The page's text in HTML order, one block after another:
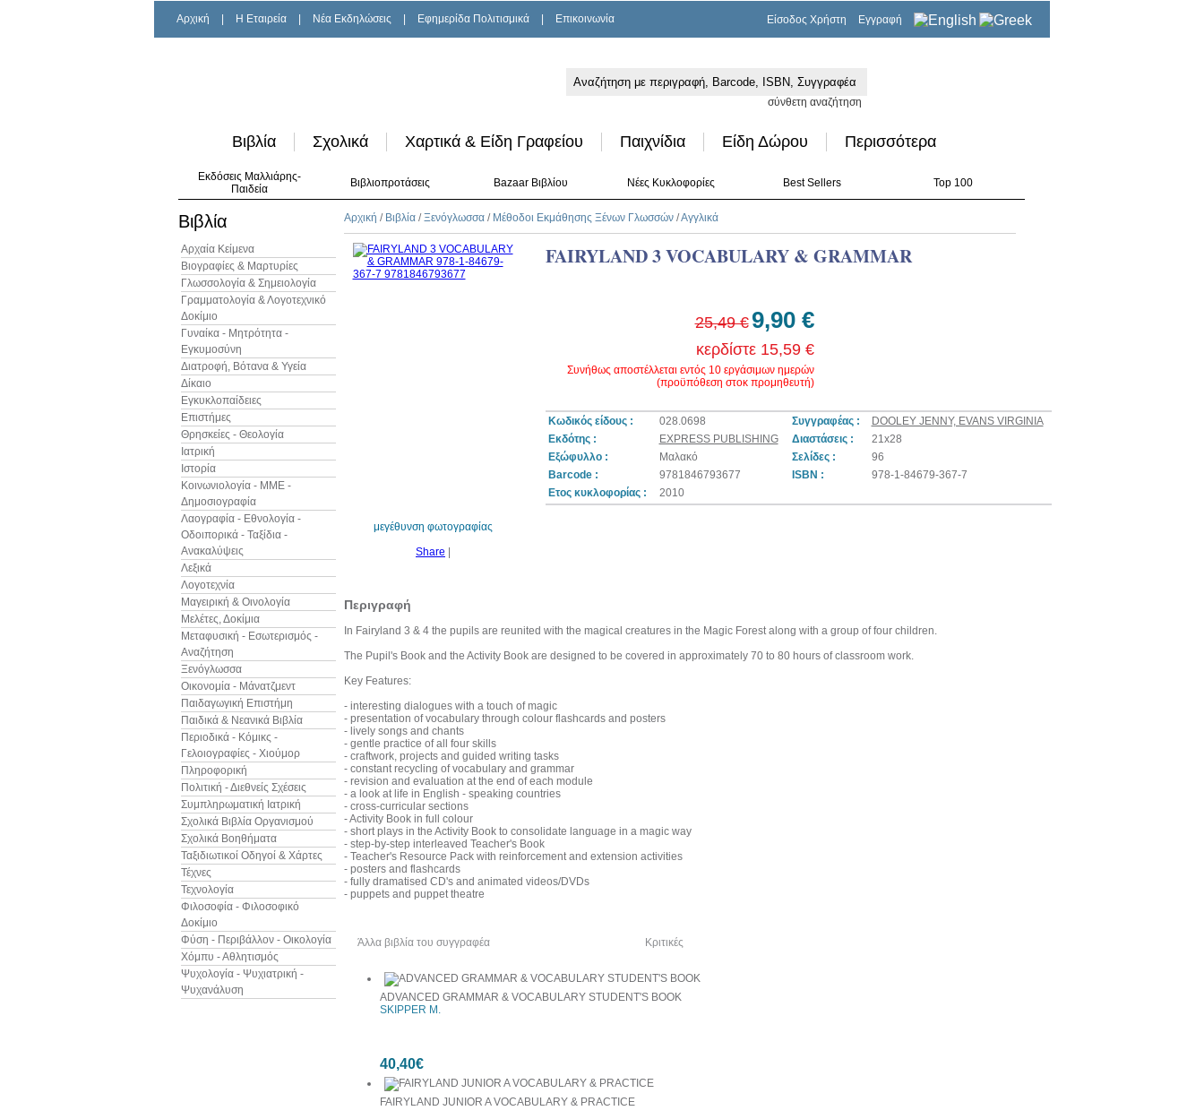
Αρχική H Εταιρεία Νέα Εκδηλώσεις Εφημερίδα Πολιτισμικά Επικοινωνία Είσοδος Χρήστη Εγγραφή
σύνθετη αναζήτηση
Βιβλία Σχολικά Χαρτικά & Είδη Γραφείου Παιχνίδια Είδη Δώρου Περισσότερα
Εκδόσεις Μαλλιάρης-
Παιδεία
Βιβλιοπροτάσεις Bazaar Βιβλίου Νέες Κυκλοφορίες Best Sellers Top 100
Βιβλία
Αρχαία Κείμενα
Βιογραφίες & Μαρτυρίες
Γλωσσολογία & Σημειολογία
Γραμματολογία & Λογοτεχνικό
Δοκίμιο
Γυναίκα - Μητρότητα -
Εγκυμοσύνη
Διατροφή, Βότανα & Υγεία
Δίκαιο
Εγκυκλοπαίδειες
Επιστήμες
Θρησκείες - Θεολογία
Ιατρική
Ιστορία
Κοινωνιολογία - ΜΜΕ -
Δημοσιογραφία
Λαογραφία - Εθνολογία -
Οδοιπορικά - Ταξίδια -
Ανακαλύψεις
Λεξικά
Λογοτεχνία
Μαγειρική & Οινολογία
Μελέτες, Δοκίμια
Μεταφυσική - Εσωτερισμός -
Αναζήτηση
Ξενόγλωσσα
Οικονομία - Μάνατζμεντ
Παιδαγωγική Επιστήμη
Παιδικά & Νεανικά Βιβλία
Περιοδικά - Κόμικς -
Γελοιογραφίες - Χιούμορ
Πληροφορική
Πολιτική - Διεθνείς Σχέσεις
Συμπληρωματική Ιατρική
Σχολικά Βιβλία Οργανισμού
Σχολικά Βοηθήματα
Ταξιδιωτικοί Οδηγοί & Χάρτες
Τέχνες
Τεχνολογία
Φιλοσοφία - Φιλοσοφικό
Δοκίμιο
Φύση - Περιβάλλον - Οικολογία
Χόμπυ - Αθλητισμός
Ψυχολογία - Ψυχιατρική -
Ψυχανάλυση
Αρχική / Βιβλία /Ξενόγλωσσα / Μέθοδοι Εκμάθησης Ξένων Γλωσσών /Αγγλικά
μεγέθυνση φωτογραφίας
Share
FAIRYLAND 3 VOCABULARY & GRAMMAR
25,49 € 9,90 €
κερδίστε 15,59 €
Συνήθως αποστέλλεται εντός 10 εργάσιμων ημερών
(προϋπόθεση στοκ προμηθευτή)
Κωδικός είδους : 028.0698 Συγγραφέας :
DOOLEY JENNY, EVANS VIRGINIA
Εκδότης :
EXPRESS PUBLISHING Διαστάσεις :
21x28
Εξώφυλλο :
Μαλακό Σελίδες :
96
Barcode :
9781846793677 ISBN :
978-1-84679-367-7
Ετος κυκλοφορίας :
2010
Περιγραφή
In Fairyland 3 & 4 the pupils are reunited with the magical creatures in the Magic Forest along with a group of four children.
The Pupil's Book and the Activity Book are designed to be covered in approximately 70 to 80 hours of classroom work.
Key Features:
- interesting dialogues with a touch of magic
- presentation of vocabulary through colour flashcards and posters
- lively songs and chants
- gentle practice of all four skills
- craftwork, projects and guided writing tasks
- constant recycling of vocabulary and grammar
- revision and evaluation at the end of each module
- a look at life in English - speaking countries
- cross-curricular sections
- Activity Book in full colour
- short plays in the Activity Book to consolidate language in a magic way
- step-by-step interleaved Teacher's Book
- Teacher's Resource Pack with reinforcement and extension activities
- posters and flashcards
- fully dramatised CD's and animated videos/DVDs
- puppets and puppet theatre
Άλλα βιβλία του συγγραφέα Κριτικές
ADVANCED GRAMMAR & VOCABULARY STUDENT'S BOOK
SKIPPER M.
40,40€
FAIRYLAND JUNIOR A VOCABULARY & PRACTICE